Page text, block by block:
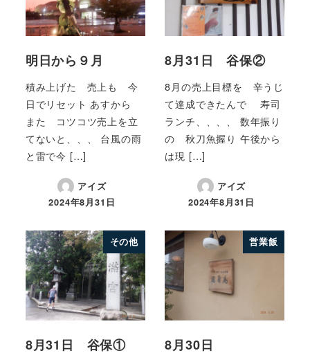
明日から９月
積み上げた 売上も 今
日でリセット あすから
また コツコツ売上を立
てないと、、、 台風の雨
と雷で今 […]
アイズ
2024年8月31日
8月31日 谷保②
8月の売上目標を 辛うじ
て達成できたんで 寿司
ランチ、、、、 数年振り
の 秋刀魚握り 午後から
は現 […]
アイズ
2024年8月31日
その他
8月31日 谷保①
営業飯
8月30日